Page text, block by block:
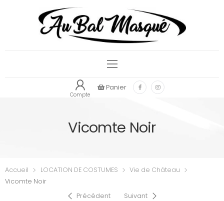
Compte
Panier
Vicomte Noir
Accueil LOCATION DE COSTUMES
Vie de Château
Vicomte Noir
Précédent
Suivant